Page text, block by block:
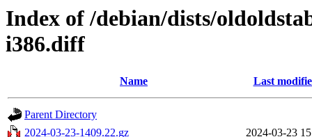
Index of /debian/dists/
i386.diff
Name Last
Parent Directory
2024-03-23-1409.22.gz
2024-03-23